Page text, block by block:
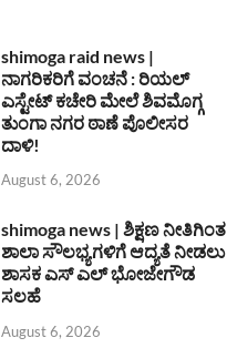
shimoga raid news |
ನಾಗರಿಕರಿಗೆ ವಂಚನೆ : ರಿಯಲ್
ಎಸ್ಟೇಟ್ ಕಚೇರಿ ಮೇಲೆ ಶಿವಮೊಗ್ಗ
ತುಂಗಾ ನಗರ ಠಾಣೆ ಪೊಲೀಸರ
ದಾಳಿ!
August 6, 2026
shimoga news | ಶಿಕ್ಷಣ ನೀತಿಗಿಂತ
ಶಾಲಾ ಸೌಲಭ್ಯಗಳಿಗೆ ಆದ್ಯತೆ ನೀಡಲು
ಶಾಸಕ ಎಸ್ ಎಲ್ ಭೋಜೇಗೌಡ
ಸಲಹೆ
August 6, 2026